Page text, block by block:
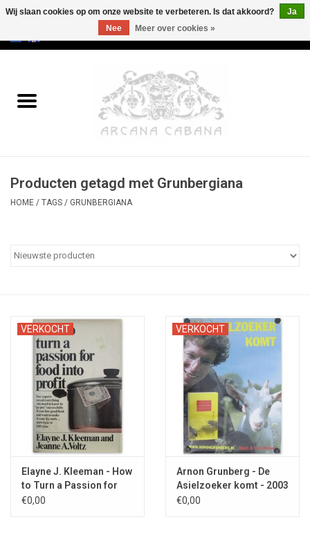
Oud & Zeldzaam
Erotica
Categorieën
Producten getagd met Grunbergiana
HOME / TAGS / GRUNBERGIANA
VERKOCHT
Elayne J. Kleeman - How
to Turn a Passion for
Food into Profit - 1979
€0,00
VERKOCHT
Arnon Grunberg - De
Asielzoeker komt - 2003
€0,00
Wij slaan cookies op om onze website te verbeteren. Is dat akkoord?
Ja
Nee
Meer over cookies »